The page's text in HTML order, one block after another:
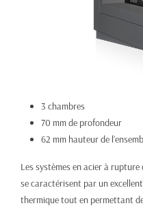
3 chambres
70 mm de profondeur
62 mm hauteur de
Les systèmes en acier à
se caractérisent par un
thermique tout en permettant